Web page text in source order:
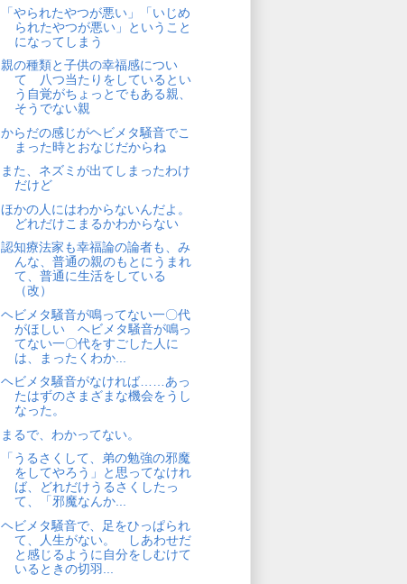
「やられたやつが悪い」「いじめ
られたやつが悪い」ということ
になってしまう
親の種類と子供の幸福感につい
て 八つ当たりをしているとい
う自覚がちょっとでもある親、
そうでない親
からだの感じがヘビメタ騒音でこ
まった時とおなじだからね
また、ネズミが出てしまったわけ
だけど
ほかの人にはわからないんだよ。
どれだけこまるかわからない
認知療法家も幸福論の論者も、み
んな、普通の親のもとにうまれ
て、普通に生活をしている
（改）
ヘビメタ騒音が鳴ってない一〇代
がほしい ヘビメタ騒音が鳴っ
てない一〇代をすごした人に
は、まったくわか...
ヘビメタ騒音がなければ……あっ
たはずのさまざまな機会をうし
なった。
まるで、わかってない。
「うるさくして、弟の勉強の邪魔
をしてやろう」と思ってなけれ
ば、どれだけうるさくしたっ
て、「邪魔なんか...
ヘビメタ騒音で、足をひっぱられ
て、人生がない。 しあわせだ
と感じるように自分をしむけて
いるときの切羽...